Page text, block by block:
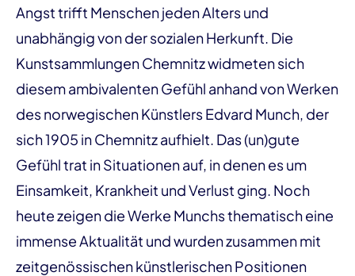
Angst trifft Menschen jeden Alters und
unabhängig von der sozialen Herkunft. Die
Kunstsammlungen Chemnitz widmeten sich
diesem ambivalenten Gefühl anhand von Werken
des norwegischen Künstlers Edvard Munch, der
sich 1905 in Chemnitz aufhielt. Das (un)gute
Gefühl trat in Situationen auf, in denen es um
Einsamkeit, Krankheit und Verlust ging. Noch
heute zeigen die Werke Munchs thematisch eine
immense Aktualität und wurden zusammen mit
zeitgenössischen künstlerischen Positionen